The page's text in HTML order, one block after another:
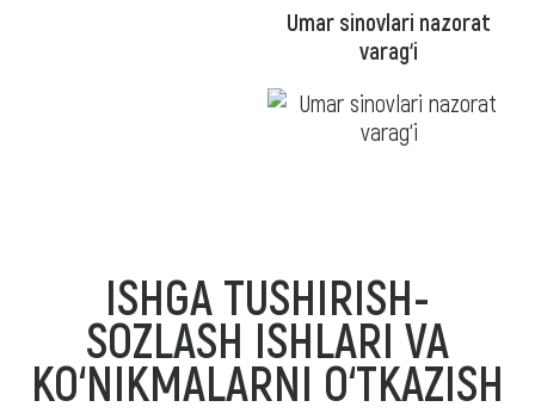
Umar sinovlari nazorat
varag‘i
ISHGA TUSHIRISH-
SOZLASH ISHLARI VA
KO‘NIKMALARNI O‘TKAZISH